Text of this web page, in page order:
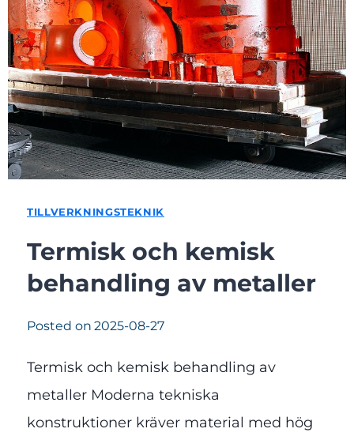
TILLVERKNINGSTEKNIK
Termisk och kemisk
behandling av metaller
Posted on 2025-08-27
Termisk och kemisk behandling av
metaller Moderna tekniska
konstruktioner kräver material med hög